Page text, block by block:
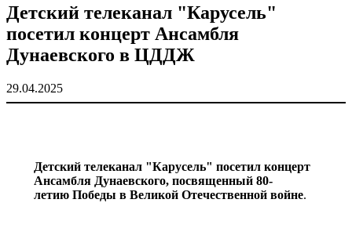
Детский телеканал "Карусель"
посетил концерт Ансамбля
Дунаевского в ЦДДЖ
29.04.2025
Детский телеканал "Карусель" посетил концерт
Ансамбля Дунаевского, посвященный 80-
летию Победы в Великой Отечественной войне.